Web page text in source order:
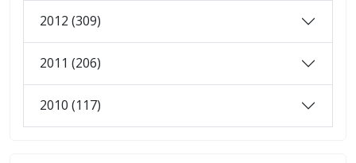
2012 (309)
2011 (206)
2010 (117)